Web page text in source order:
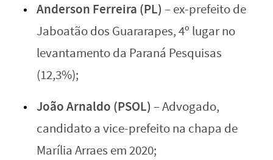
Anderson Ferreira (PL)– ex-prefeito de
Jaboatão dos Guararapes, 4º lugar no
levantamento da Paraná Pesquisas
(12,3%);
João Arnaldo (PSOL)– Advogado,
candidato a vice-prefeito na chapa de
Marília Arraes em 2020;